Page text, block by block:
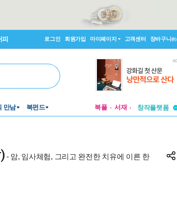
피 로그인 회원가입 마이페이지 고객센터 장바구니(0)
만남 북펀드 북플 서재
창작플랫폼
- 암, 임사체험, 그리고 완전한 치유에 이른 한